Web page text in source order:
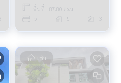
พื้นที่ : 87.80 ตร.ว.
5 5
เช่า